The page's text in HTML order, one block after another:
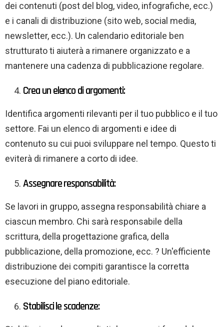
dei contenuti (post del blog, video, infografiche, ecc.)
e i canali di distribuzione (sito web, social media,
newsletter, ecc.). Un calendario editoriale ben
strutturato ti aiuterà a rimanere organizzato e a
mantenere una cadenza di pubblicazione regolare.
Crea un elenco di argomenti:
Identifica argomenti rilevanti per il tuo pubblico e il tuo
settore. Fai un elenco di argomenti e idee di
contenuto su cui puoi sviluppare nel tempo. Questo ti
eviterà di rimanere a corto di idee.
Assegnare responsabilità:
Se lavori in gruppo, assegna responsabilità chiare a
ciascun membro. Chi sarà responsabile della
scrittura, della progettazione grafica, della
pubblicazione, della promozione, ecc. ? Un'efficiente
distribuzione dei compiti garantisce la corretta
esecuzione del piano editoriale.
Stabilisci le scadenze: